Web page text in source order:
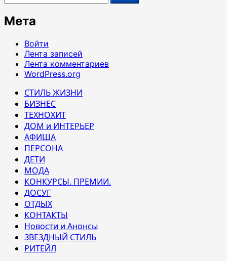
Мета
Войти
Лента записей
Лента комментариев
WordPress.org
СТИЛЬ ЖИЗНИ
БИЗНЕС
ТЕХНОХИТ
ДОМ и ИНТЕРЬЕР
АФИША
ПЕРСОНА
ДЕТИ
МОДА
КОНКУРСЫ. ПРЕМИИ.
ДОСУГ
ОТДЫХ
КОНТАКТЫ
Новости и Анонсы
ЗВЕЗДНЫЙ СТИЛЬ
РИТЕЙЛ